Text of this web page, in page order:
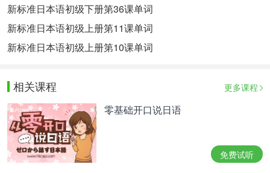
新标准日本语初级下册第36课单词
新标准日本语初级上册第11课单词
新标准日本语初级上册第10课单词
相关课程 更多课程
零基础开口说日语
免费试听